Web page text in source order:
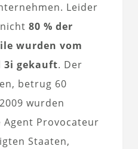
Leider
80 % der
wurden vom
3i gekauft. Der
betrug 60
wurden
Agent Provocateur
Staaten,